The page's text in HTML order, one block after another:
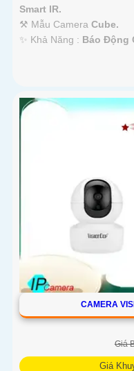
Smart IR.
⚒ Mẫu Camera Cube.
️✨ Khả Năng : Báo Động
CAMERA
Giá
Giá